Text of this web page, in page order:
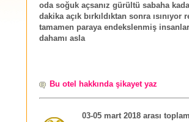
oda soğuk açsanız gürültü sabaha
dakika açık bırkıldıktan sonra
tamamen paraya endekslenmiş
dahamı asla
Bu otel hakkında şikayet yaz
03-05 mart 2018 arası